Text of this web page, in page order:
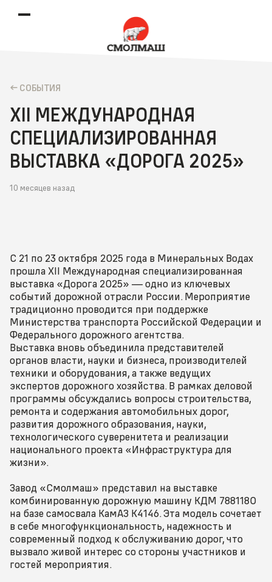
CОБЫТИЯ
XII МЕЖДУНАРОДНАЯ
СПЕЦИАЛИЗИРОВАННАЯ
ВЫСТАВКА «ДОРОГА 2025»
10 месяцев назад
С 21 по 23 октября 2025 года в Минеральных Водах
прошла XII Международная специализированная
выставка «Дорога 2025» — одно из ключевых
событий дорожной отрасли России. Мероприятие
традиционно проводится при поддержке
Министерства транспорта Российской Федерации и
Федерального дорожного агентства.
Выставка вновь объединила представителей
органов власти, науки и бизнеса, производителей
техники и оборудования, а также ведущих
экспертов дорожного хозяйства. В рамках деловой
программы обсуждались вопросы строительства,
ремонта и содержания автомобильных дорог,
развития дорожного образования, науки,
технологического суверенитета и реализации
национального проекта «Инфраструктура для
жизни».
Завод «Смолмаш» представил на выставке
комбинированную дорожную машину КДМ 7881180
на базе самосвала КамАЗ К4146. Эта модель сочетает
в себе многофункциональность, надежность и
современный подход к обслуживанию дорог, что
вызвало живой интерес со стороны участников и
гостей мероприятия.